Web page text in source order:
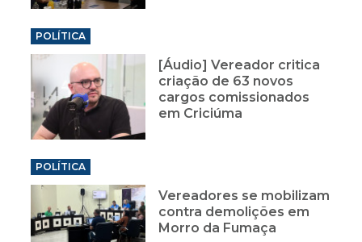
POLÍTICA
[Áudio] Vereador critica
criação de 63 novos
cargos comissionados
em Criciúma
POLÍTICA
Vereadores se mobilizam
contra demolições em
Morro da Fumaça